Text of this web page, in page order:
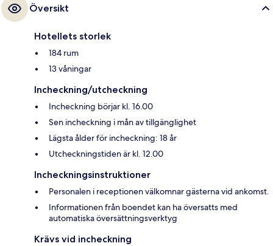
Översikt
Hotellets storlek
184 rum
13 våningar
Incheckning/utcheckning
Incheckning börjar kl. 16.00
Sen incheckning i mån av tillgänglighet
Lägsta ålder för incheckning: 18 år
Utcheckningstiden är kl. 12.00
Incheckningsinstruktioner
Personalen i receptionen välkomnar gästerna vid ankomst.
Informationen från boendet kan ha översatts med
automatiska översättningsverktyg
Krävs vid incheckning